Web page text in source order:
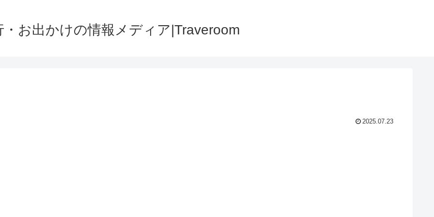
・お出かけの情報メディア|Traveroom
2025.07.23